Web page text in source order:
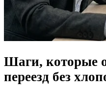
Шаги, которые
переезд без